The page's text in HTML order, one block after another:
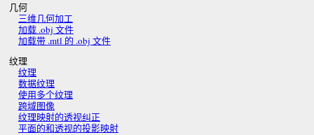
几何
三维几何加工
加载 .obj 文件
加载带 .mtl 的 .obj 文件
纹理
纹理
数据纹理
使用多个纹理
跨域图像
纹理映射的透视纠正
平面的和透视的投影映射